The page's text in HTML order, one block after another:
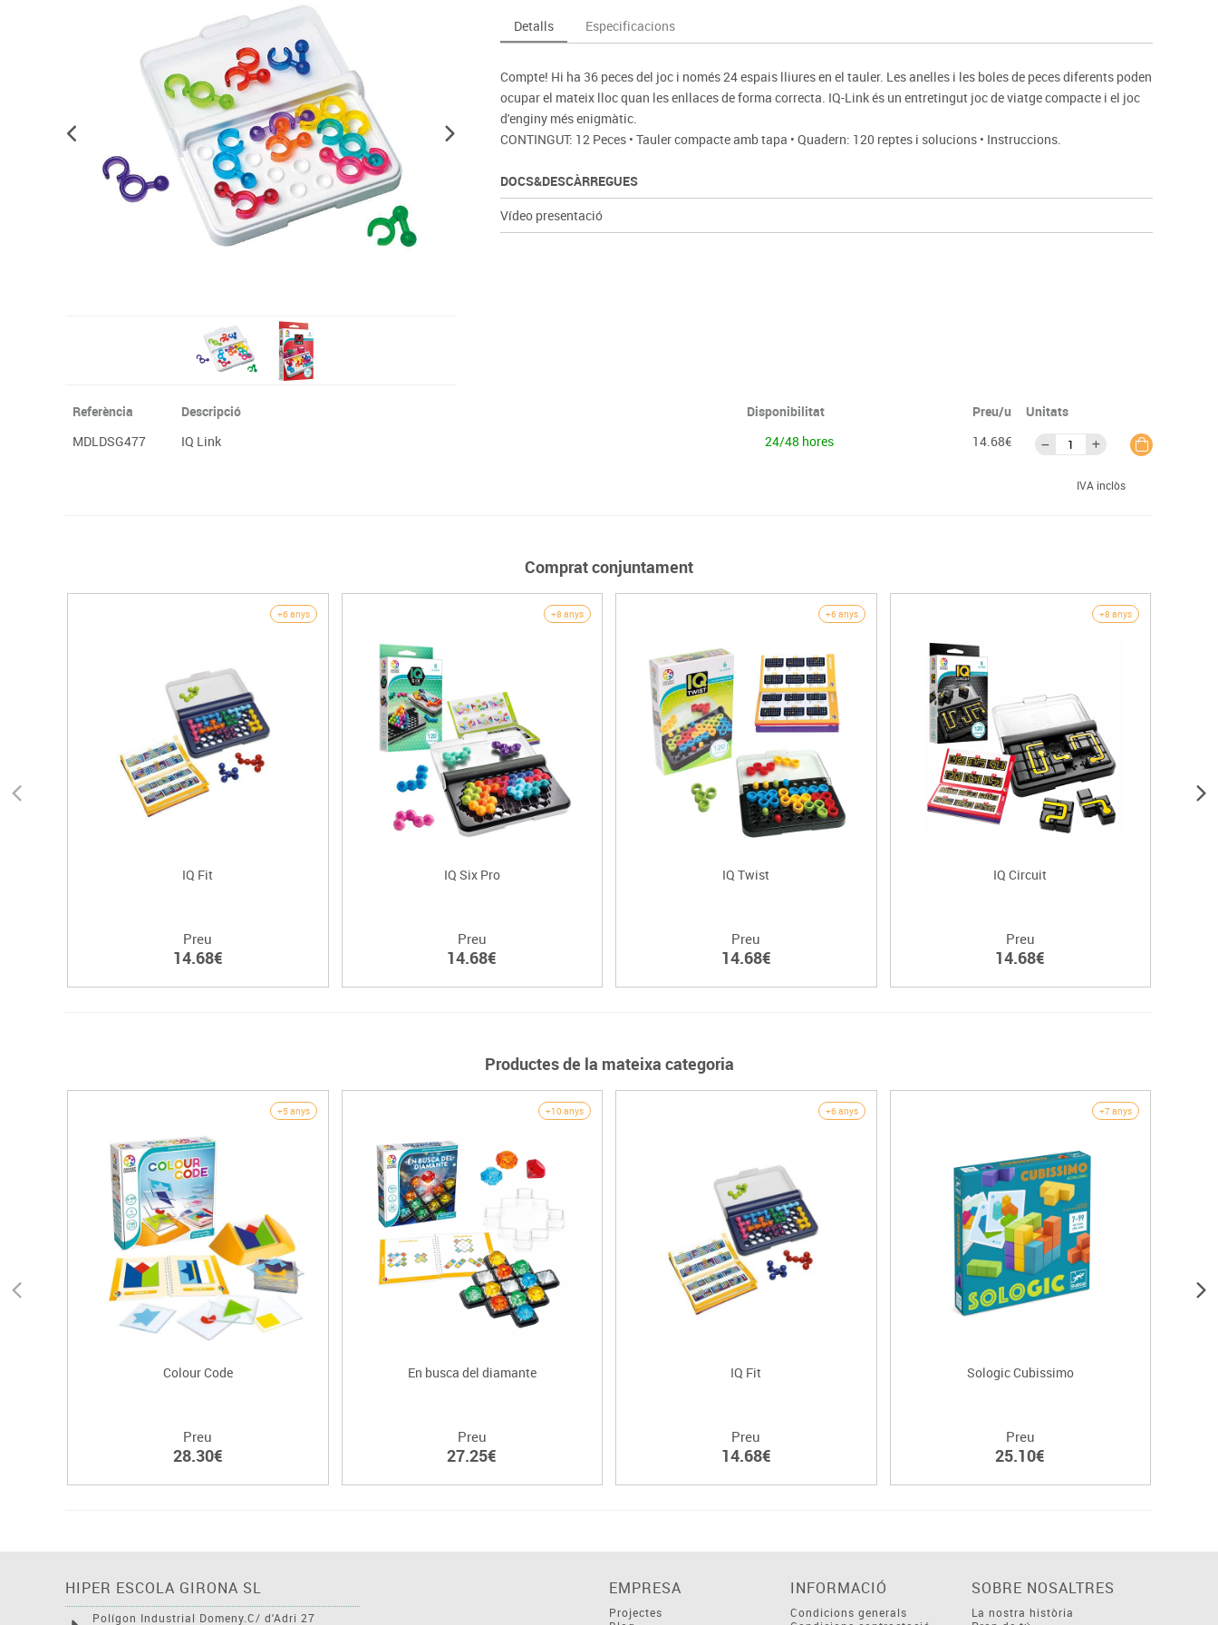
Plastificació, enquadernació i destrucció
Informàtica
Dibuix tècnic i artístic
Construccions
Espais exteriors
Psicomotricitat
Jocs simbòlics
Mobiliari tecnològic
Monitors interactius
Videoprojecció
Taules escolars, abatibles i polivalents
Penjadors, prestatges i taquilles
Cadires, bancs i tamborets
Entrenament
Foam
Esports raqueta
Gimnàstica rítmica
Detalls Especificacions
Compte! Hi ha 36 peces del joc i només 24 espais lliures en el tauler. Les anelles i les boles de peces diferents poden
ocupar el mateix lloc quan les enllaces de forma correcta. IQ-Link és un entretingut joc de viatge compacte i el joc
d'enginy més enigmàtic.
CONTINGUT: 12 Peces • Tauler compacte amb tapa • Quadern: 120 reptes i solucions • Instruccions.
DOCS&DESCÀRREGUES
Vídeo presentació
Referència Descripció Disponibilitat Preu/u
Unitats
MDLDSG477
IQ Link 24/48 hores 14.68€
IVA inclòs
Comprat conjuntament
+6 anys
IQ Fit
Preu
14.68€
+8 anys
IQ Six Pro
Preu
14.68€
+6 anys
IQ Twist
Preu
14.68€
+8 anys
IQ Circuit
Preu
14.68€
Productes de la mateixa categoria
+5 anys
Colour Code
Preu
28.30€
+10 anys
En busca del diamante
Preu
27.25€
+6 anys
IQ Fit
Preu
14.68€
+7 anys
Sologic Cubissimo
Preu
25.10€
HIPER ESCOLA GIRONA SL
Polígon Industrial Domeny.C/ d'Adri 27
EMPRESA
Projectes
INFORMACIÓ
Condicions generals
SOBRE NOSALTRES
La nostra història